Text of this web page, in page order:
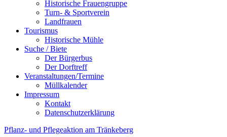
Historische Frauengruppe
Turn- & Sportverein
Landfrauen
Tourismus
Historische Mühle
Suche / Biete
Der Bürgerbus
Der Dorftreff
Veranstaltungen/Termine
Müllkalender
Impressum
Kontakt
Datenschutzerklärung
Pflanz- und Pflegeaktion am Tränkeberg